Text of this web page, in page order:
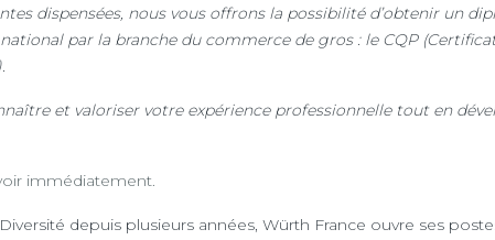
dispensées, nous vous offrons la possibilité d’obtenir un
par la branche du commerce de gros : le CQP
et valoriser votre expérience professionnelle tout en
immédiatement.
depuis plusieurs années, Würth France ouvre ses